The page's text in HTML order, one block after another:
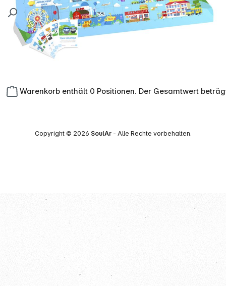
Warenkorb enthält 0 Positionen. Der Gesamtwert
Copyright © 2026 SoulAr- Alle Rechte vorbehalten.